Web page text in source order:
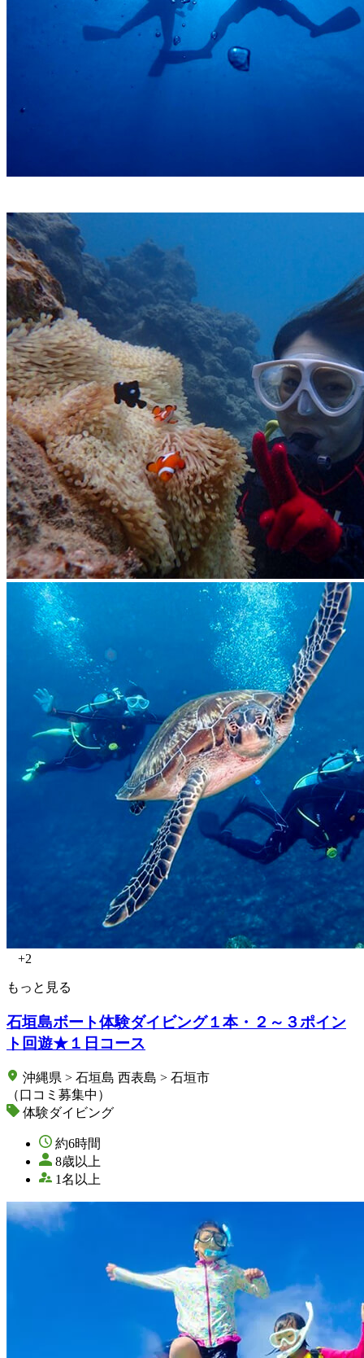
+2
もっと見る
石垣島ボート体験ダイビング１本・２～３ポイン
ト回遊★１日コース
沖縄県 > 石垣島 西表島 > 石垣市
（口コミ募集中）
体験ダイビング
約6時間
8歳以上
1名以上